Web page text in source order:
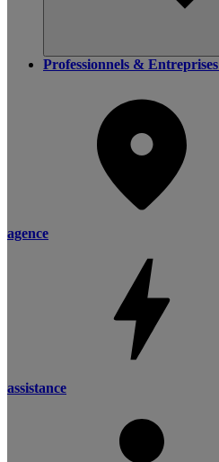
Professionnels & Entreprises
agence
assistance